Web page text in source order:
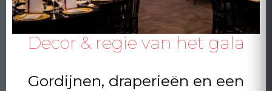
Decor & regie van het gala
Gordijnen, draperieën en een